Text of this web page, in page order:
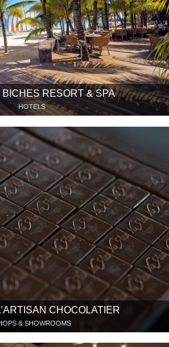
RESORT & SPA
HOTELS
CHOCOLATIER
& SHOWROOMS